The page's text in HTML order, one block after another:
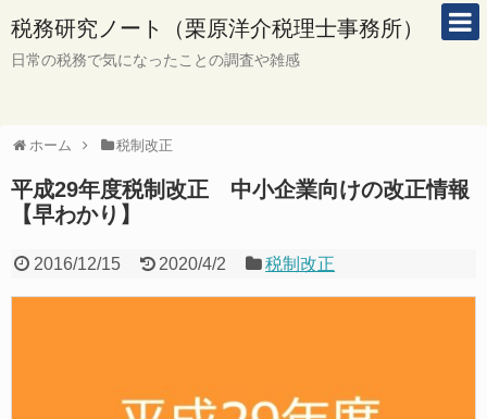
税務研究ノート（栗原洋介税理士事務所）
日常の税務で気になったことの調査や雑感
ホーム 税制改正
平成29年度税制改正 中小企業向けの改正情報
【早わかり】
2016/12/15 2020/4/2 税制改正